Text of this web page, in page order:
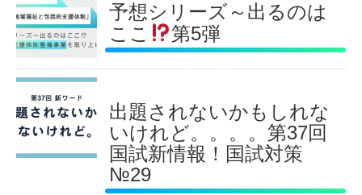
予想シリーズ～出るのは
ここ
第5弾
出題されないかもしれな
いけれど。。。。第37回
国試新情報！国試対策
№29